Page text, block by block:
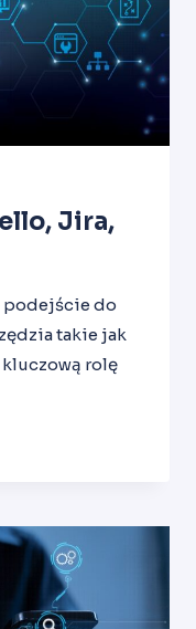
Jira,
podejście do
takie jak
rolę